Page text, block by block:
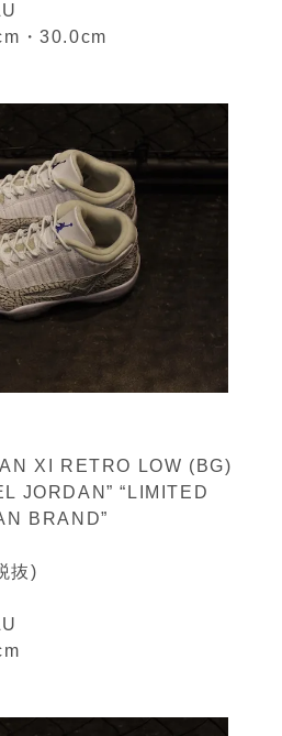
・30.0cm
XI RETRO LOW (BG)
JORDAN” “LIMITED
BRAND”
抜)